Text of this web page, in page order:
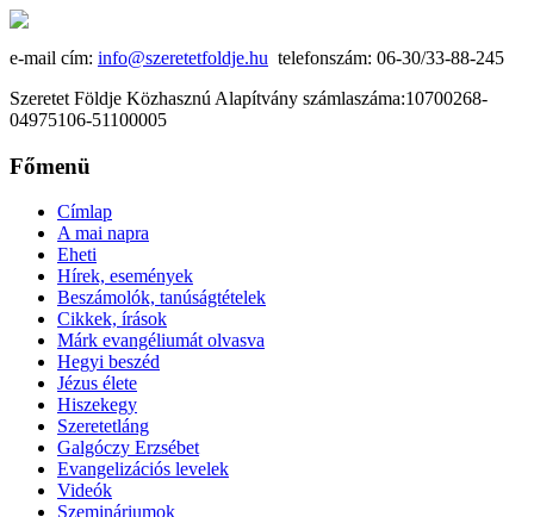
e-mail cím: info@szeretetfoldje.hu telefonszám: 06-30/33-88-245
Szeretet Földje Közhasznú Alapítvány számlaszáma:10700268-
04975106-51100005
Főmenü
Címlap
A mai napra
Eheti
Hírek, események
Beszámolók, tanúságtételek
Cikkek, írások
Márk evangéliumát olvasva
Hegyi beszéd
Jézus élete
Hiszekegy
Szeretetláng
Galgóczy Erzsébet
Evangelizációs levelek
Videók
Szemináriumok